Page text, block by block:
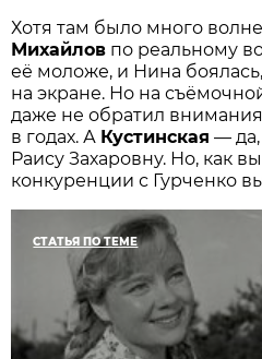
Хотя там было много
Михайлов по реальному
её моложе, и Нина
на экране. Но на
даже не обратил
в годах. А Кустинская — да,
Раису Захаровну. Но, как
конкуренции с Гурченко
СТАТЬЯ ПО ТЕМЕ